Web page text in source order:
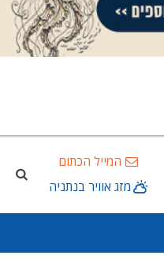
המייל הכתום
מזג אוויר בנתניה